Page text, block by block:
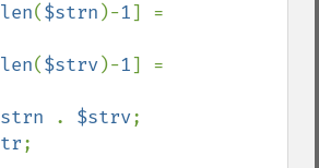
($strn )-1
($strv)-1
. $strv;
;